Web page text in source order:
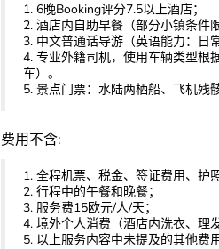
1. 6晚Booking评分7.5以上酒店；
2. 酒店内自助早餐（部分小镇条件
3. 中文普通话导游（英语能力：日
4. 专业外籍司机，使用车辆类型
车）。
5. 景点门票：水陆两栖船、飞机残
费用不含:
1. 全程机票、税金、签证费用、护
2. 行程中的午餐和晚餐；
3. 服务费15欧元/人/天；
4. 境外个人消费（酒店内洗衣、理
5. 以上服务内容中未提及的其他费